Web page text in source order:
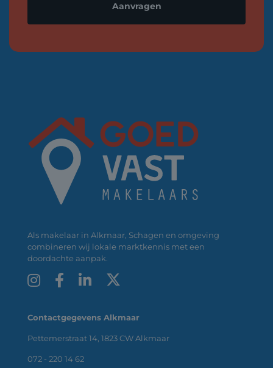
Als makelaar in Alkmaar, Schagen en omgeving
combineren wij lokale marktkennis met een
doordachte aanpak.
Contactgegevens Alkmaar
Pettemerstraat 14, 1823 CW Alkmaar
072 - 220 14 62